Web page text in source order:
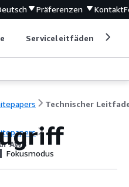
Präferenzen Kontakt
Serviceleitfäden
AWS
Fokusmodus